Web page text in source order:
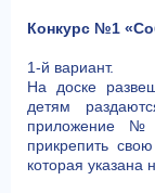
Конкурс №1
1-й вариант.
На доске
детям
приложение
прикрепить
которая указана